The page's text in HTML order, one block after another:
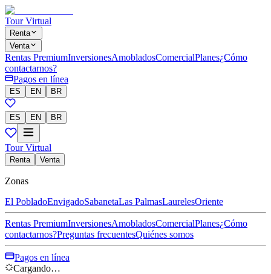
Tour Virtual
Renta
Venta
Rentas PremiumInversionesAmobladosComercialPlanes¿Cómo
contactarnos?
Pagos en línea
ES EN BR
ES EN BR
Tour Virtual
Renta Venta
Zonas
El PobladoEnvigadoSabanetaLas PalmasLaurelesOriente
Rentas PremiumInversionesAmobladosComercialPlanes¿Cómo
contactarnos?Preguntas frecuentesQuiénes somos
Pagos en línea
Cargando…